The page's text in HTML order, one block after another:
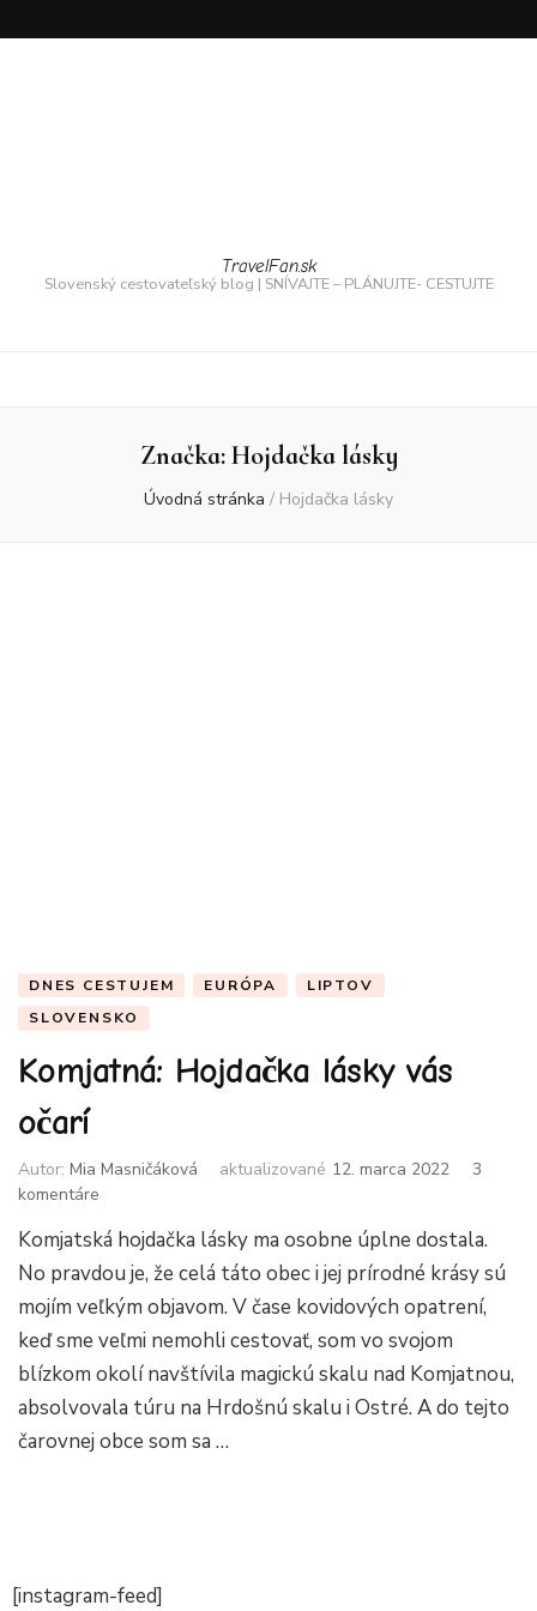
TravelFan.sk
Slovenský cestovateľský blog | SNÍVAJTE – PLÁNUJTE- CESTUJTE
Značka:Hojdačka lásky
Úvodná stránka / Hojdačka lásky
DNES CESTUJEM EURÓPA
LIPTOV
SLOVENSKO
Komjatná: Hojdačka lásky vás
očarí
Autor: Mia Masničáková aktualizované 12. marca 2022
3
komentáre
Hojdačka
lásky
vás
očarí
Komjatská hojdačka lásky ma osobne úplne dostala.
No pravdou je, že celá táto obec i jej prírodné krásy sú
mojím veľkým objavom. V čase kovidových opatrení,
keď sme veľmi nemohli cestovať, som vo svojom
blízkom okolí navštívila magickú skalu nad Komjatnou,
absolvovala túru na Hrdošnú skalu i Ostré. A do tejto
čarovnej obce som sa …
[instagram-feed]